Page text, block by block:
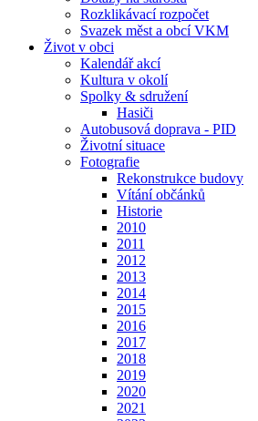
Rozklikávací rozpočet
Svazek měst a obcí VKM
Život v obci
Kalendář akcí
Kultura v okolí
Spolky & sdružení
Hasiči
Autobusová doprava - PID
Životní situace
Fotografie
Rekonstrukce budovy
Vítání občánků
Historie
2010
2011
2012
2013
2014
2015
2016
2017
2018
2019
2020
2021